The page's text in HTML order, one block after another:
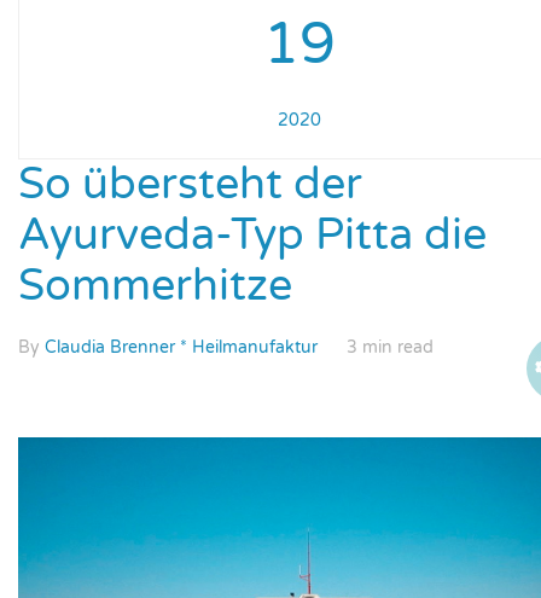
19
2020
So übersteht der
Ayurveda-Typ Pitta die
Sommerhitze
By Claudia Brenner * Heilmanufaktur 3 min read